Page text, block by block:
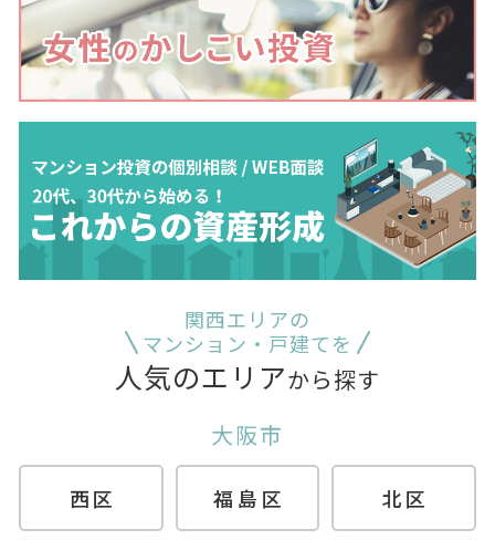
関西エリアの
マンション・戸建てを
人気のエリアから探す
大阪市
西区 福島区 北区